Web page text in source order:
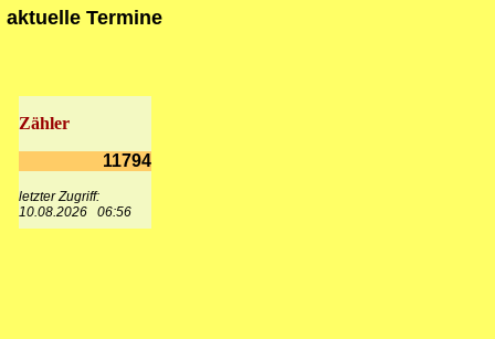
aktuelle Termine
Zähler
11794
letzter Zugriff:
10.08.2026 06:56